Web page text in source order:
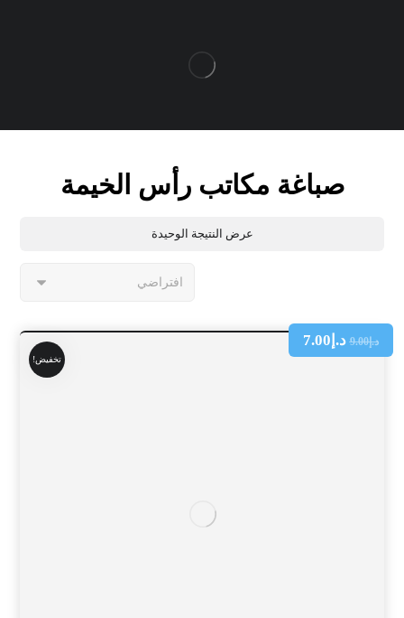
صباغة مكاتب رأس الخيمة
عرض النتيجة الوحيدة
تخفيض!
د.إ9.00 د.إ 7.00